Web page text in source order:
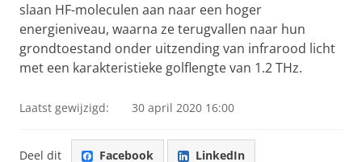
slaan HF-moleculen aan naar een hoger
energieniveau, waarna ze terugvallen naar hun
grondtoestand onder uitzending van infrarood licht
met een karakteristieke golflengte van 1.2 THz.
Laatst gewijzigd: 30 april 2020 16:00
Deel dit Facebook LinkedIn